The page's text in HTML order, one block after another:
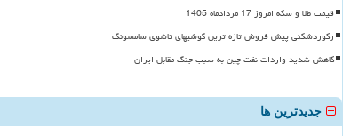
قیمت طلا و سکه امروز 17 مردادماه 1405
رکوردشکنی پیش فروش تازه ترین گوشیهای تاشوی سامسونگ
کاهش شدید واردات نفت چین به سبب جنگ مقابل ایران
جدیدترین ها